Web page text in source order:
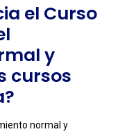
el Curso
y
cursos
normal y